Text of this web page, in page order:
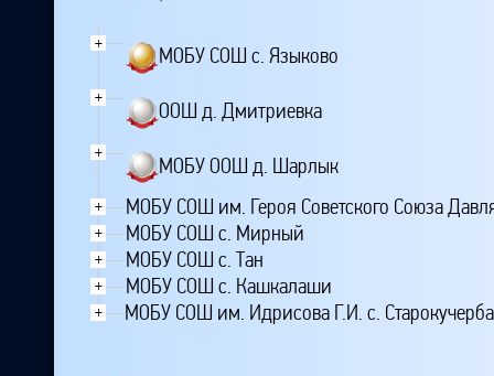
+
МОБУ СОШ с. Языково
+
ООШ д. Дмитриевка
+
МОБУ ООШ д. Шарлык
+ МОБУ СОШ им. Героя Советского Союза
+ МОБУ СОШ с. Мирный
+ МОБУ СОШ с. Тан
+ МОБУ СОШ с. Кашкалаши
+ МОБУ СОШ им. Идрисова Г.И. с.